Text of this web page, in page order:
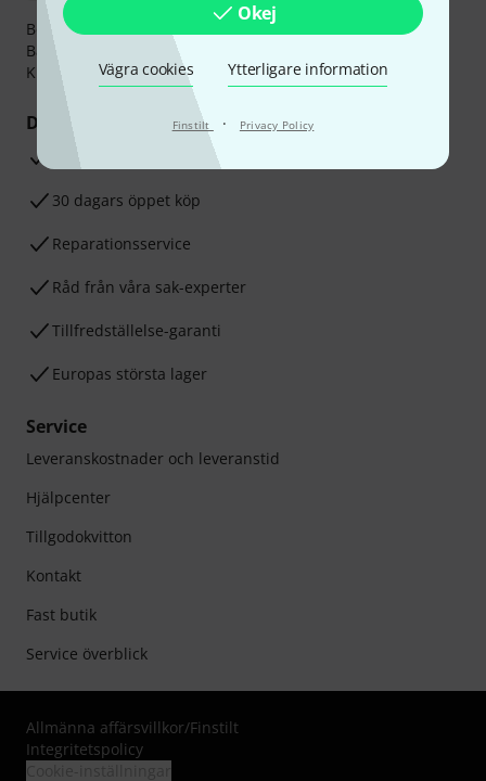
Okej
Vägra cookies Ytterligare information
Finstilt · Privacy Policy
Betalningen kan göras tryggt och säkert med
Banköverföring, PayPal,
Kreditkort.
Dina fördelar
30 dagars öppet köp
Reparationsservice
Råd från våra sak-experter
Tillfredställelse-garanti
Europas största lager
Service
Leveranskostnader och leveranstid
Hjälpcenter
Tillgodokvitton
Kontakt
Fast butik
Service överblick
Allmänna affärsvillkor/Finstilt
Integritetspolicy